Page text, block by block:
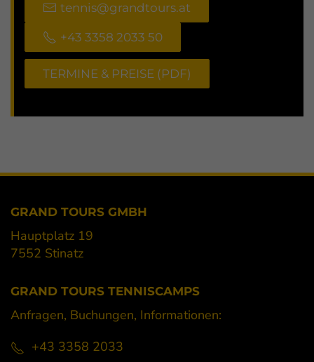
tennis@grandtours.at
+43 3358 2033 50
TERMINE & PREISE (PDF)
GRAND TOURS GMBH
Hauptplatz 19
7552 Stinatz
GRAND TOURS TENNISCAMPS
Anfragen, Buchungen, Informationen:
+43 3358 2033